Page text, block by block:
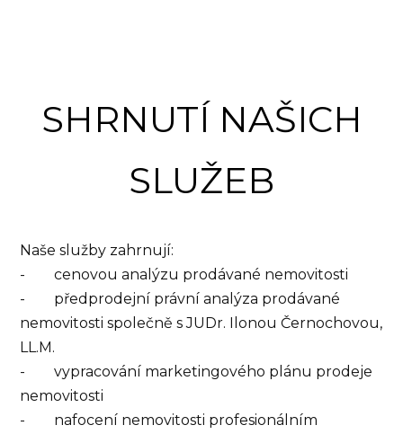
SHRNUTÍ NAŠICH
SLUŽEB
Naše služby zahrnují:
- cenovou analýzu prodávané nemovitosti
- předprodejní právní analýza prodávané
nemovitosti společně s JUDr. Ilonou Černochovou,
LL.M.
- vypracování marketingového plánu prodeje
nemovitosti
- nafocení nemovitosti profesionálním